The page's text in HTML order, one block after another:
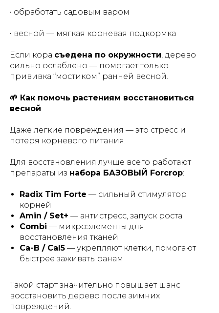
• обработать садовым варом
• весной — мягкая корневая подкормка
Если кора съедена по окружности , дерево
сильно ослаблено — помогает только
прививка “мостиком” ранней весной.
🌱 Как помочь растениям восстановиться
весной
Даже лёгкие повреждения — это стресс и
потеря корневого питания.
Для восстановления лучше всего работают
препараты из набора БАЗОВЫЙ Forcrop:
Radix Tim Forte — сильный стимулятор
корней
Amin / Set+ — антистресс, запуск роста
Combi — микроэлементы для
восстановления тканей
Ca-B / Cal5 — укрепляют клетки, помогают
быстрее заживать ранам
Такой старт значительно повышает шанс
восстановить дерево после зимних
повреждений.